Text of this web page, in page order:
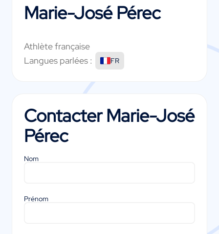
Marie-José Pérec
Athlète française
Langues parlées :
FR
ContacterMarie-José
Pérec
Nom
Prénom